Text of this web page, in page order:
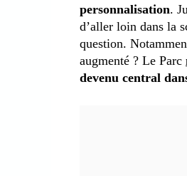
personnalisation.
d’aller loin dans la
question.
augmenté ? Le Parc
devenu central